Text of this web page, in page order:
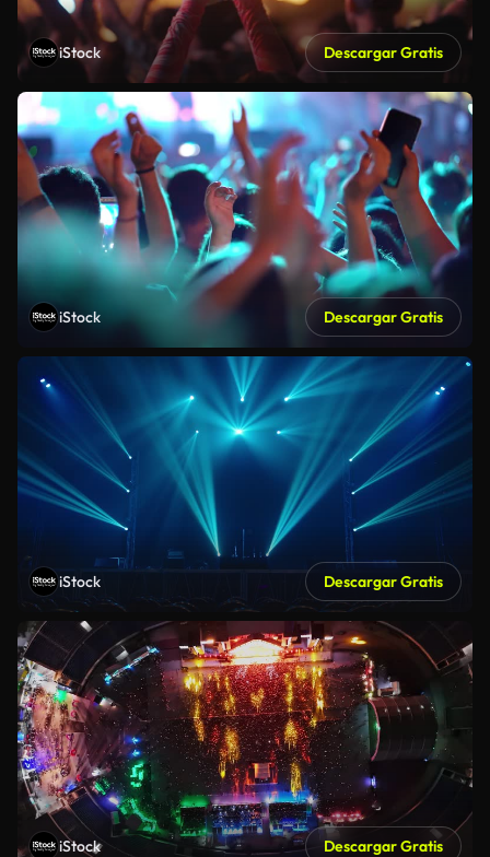
iStock Descargar Gratis
iStock Descargar Gratis
iStock Descargar Gratis
iStock Descargar Gratis